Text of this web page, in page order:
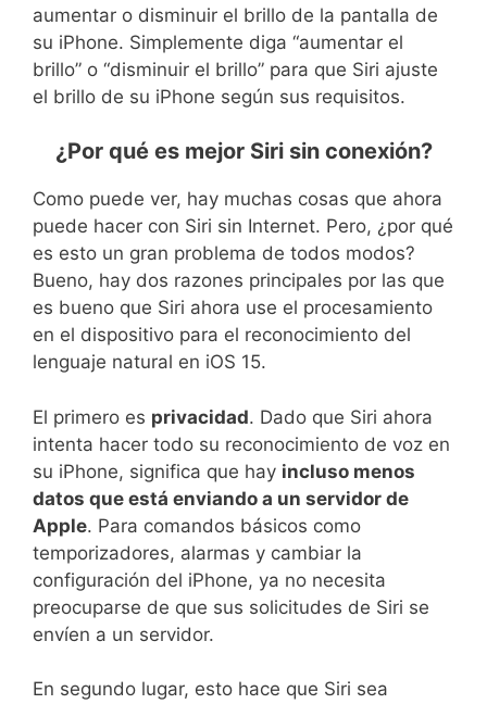
aumentar o disminuir el brillo de la pantalla de
su iPhone. Simplemente diga “aumentar el
brillo” o “disminuir el brillo” para que Siri ajuste
el brillo de su iPhone según sus requisitos.
¿Por qué es mejor Siri sin conexión?
Como puede ver, hay muchas cosas que ahora
puede hacer con Siri sin Internet. Pero, ¿por qué
es esto un gran problema de todos modos?
Bueno, hay dos razones principales por las que
es bueno que Siri ahora use el procesamiento
en el dispositivo para el reconocimiento del
lenguaje natural en iOS 15.
El primero es privacidad. Dado que Siri ahora
intenta hacer todo su reconocimiento de voz en
su iPhone, significa que hay incluso menos
datos que está enviando a un servidor de
Apple. Para comandos básicos como
temporizadores, alarmas y cambiar la
configuración del iPhone, ya no necesita
preocuparse de que sus solicitudes de Siri se
envíen a un servidor.
En segundo lugar, esto hace que Siri sea